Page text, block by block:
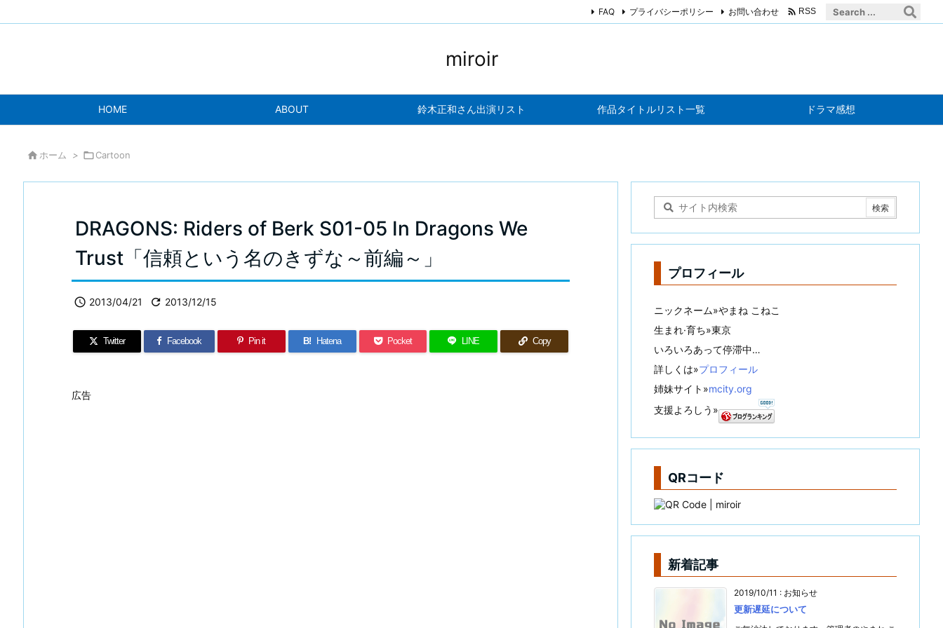
miroir
HOME ABOUT 鈴木正和さん出演リスト 作品タイトルリスト一覧 ドラマ感想
FAQ プライバシーポリシー お問い合わせ  RSS
 ホーム > Cartoon
DRAGONS: Riders of Berk S01-05 In Dragons We
Trust「信頼という名のきずな～前編～」
 2013/04/21  2013/12/15
Twitter Facebook Pin it B! Hatena Pocket LINE Copy
広告
プロフィール
ニックネーム»やまね こねこ
生まれ·育ち»東京
いろいろあって停滞中…
詳しくは»プロフィール
姉妹サイト»mcity.org
支援よろしう»
QRコード
新着記事
2019/10/11 : お知らせ
更新遅延について